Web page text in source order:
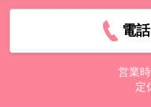
電
営業時
定